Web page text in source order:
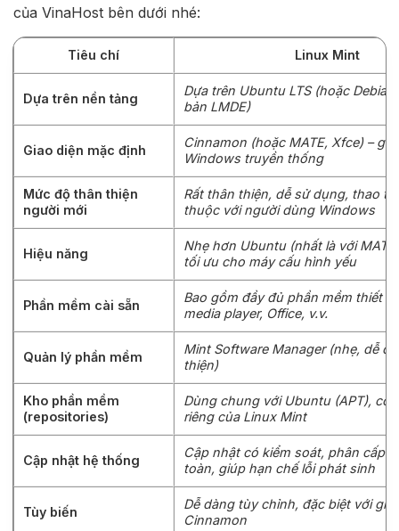
của VinaHost bên dưới nhé:
Tiêu chí Linux Mint
Dựa trên nền tảng
Dựa trên Ubuntu LTS (hoặc
bản LMDE)
Giao diện mặc định
Cinnamon (hoặc MATE, Xfce) –
Windows truyền thống
Mức độ thân thiện
người mới
Rất thân thiện, dễ sử dụng, thao
thuộc với người dùng Windows
Hiệu năng
Nhẹ hơn Ubuntu (nhất là với
tối ưu cho máy cấu hình yếu
Phần mềm cài sẵn
Bao gồm đầy đủ phần mềm thiết
media player, Office, v.v.
Quản lý phần mềm
Mint Software Manager (nhẹ, dễ
thiện)
Kho phần mềm
(repositories)
Dùng chung với Ubuntu (APT), có
riêng của Linux Mint
Cập nhật hệ thống
Cập nhật có kiểm soát, phân cấp
toàn, giúp hạn chế lỗi phát sinh
Tùy biến
Dễ dàng tùy chỉnh, đặc biệt với
Cinnamon